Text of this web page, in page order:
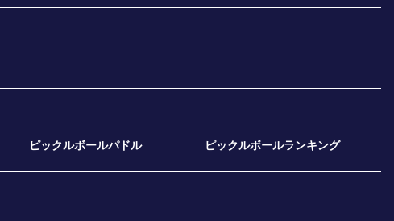
ピックルボールパドル ピックルボールランキング